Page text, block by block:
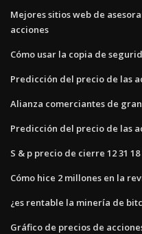
Mejores sitios web de
acciones
Cómo usar la copia de
Predicción del precio de las
Alianza comerciantes de
Predicción del precio de las
S & p precio de cierre 12 31 18
Cómo hice 2 millones en la
¿es rentable la minería de
Gráfico de precios de